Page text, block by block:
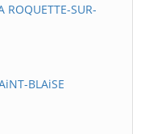
SUR-
BLAiSE